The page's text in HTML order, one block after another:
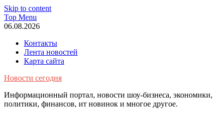
Skip to content
Top Menu
06.08.2026
Контакты
Лента новостей
Карта сайта
Новости сегодня
Информационный портал, новости шоу-бизнеса, экономики,
политики, финансов, ит новинок и многое другое.